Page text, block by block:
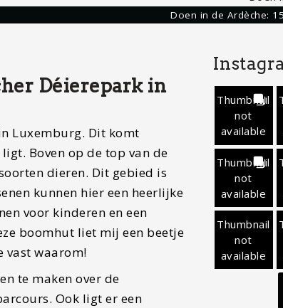
betaalbare accommodatie
Déierepark in
Luxemburg. Dit komt
Boven op de top van de
dieren. Dit gebied is
kunnen hier een heerlijke
voor kinderen en een
boomhut liet mij een beetje
vast waarom!
te maken over de
Ook ligt er een
Doen in de Ardèche:
Thumbnail
not
available
Thumbnail
not
available
Thumbnail
not
available